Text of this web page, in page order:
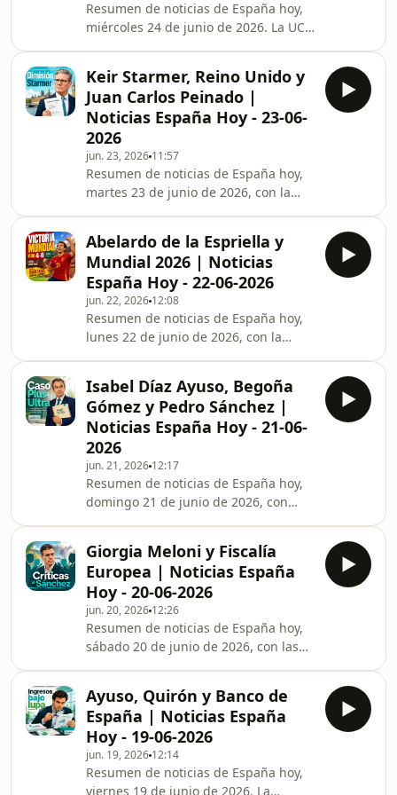
disolución de las Cortes. Begoña
Gómez entrega su pasaporte en el
juzgado tras la decisión del juez
Peinado. Además, Elisa Mouliaá
Resumen de noticias de España hoy,
miércoles 24 de junio de 2026. La UCO
rescate de Tubos Reunidos, mientras
el Ayuntamiento de Soria suspende a
la concejala Yolanda Santos tras su
detención en una operación
anticorrupción. Felipe González y
Emiliano García-Page critican el
liderazgo de Pedro Sánchez en un
contexto de condenas por
Keir Starmer, Reino Unido y
Juan Carlos Peinado |
Noticias España Hoy - 23-06-
2026
jun. 23, 2026 11:57
Resumen de noticias de España hoy,
martes 23 de junio de 2026, con la
laborista, la citación judicial a Begoña
Gómez para entregar su pasaporte en
un caso instruido por el juez Juan
Carlos Peinado, y la ola de calor que
mantiene en alerta a 16 comunidades
autónomas según la AEMET. Además,
actualización sobre la investigación
jud
Abelardo de la Espriella y
Mundial 2026 | Noticias
España Hoy - 22-06-2026
jun. 22, 2026 12:08
Resumen de noticias de España hoy,
lunes 22 de junio de 2026, con la
Colombia y las reacciones
internacionales, la declaración de José
Luis Rodríguez Zapatero ante el juez
por presunta corrupción, el triunfo de
la selección española de fútbol ante
Arabia Saudí en el Mundial 2026, y la
ola de calor que activa avisos en 15
comu
Isabel Díaz Ayuso, Begoña
Gómez y Pedro Sánchez |
Noticias España Hoy - 21-06-
2026
jun. 21, 2026 12:17
Resumen de noticias de España hoy,
domingo 21 de junio de 2026, con
relación con Plus Ultra y la imputación
de sus hijas y secretaria. También
repasamos la investigación de la UCO
al entorno de Isabel Díaz Ayuso, la
reacción de Óscar Puente ante la
decisión judicial sobre Begoña Gómez
y la petición de Alberto Núñez Feijóo a
Pe
Giorgia Meloni y Fiscalía
Europea | Noticias España
Hoy - 20-06-2026
jun. 20, 2026 12:26
Resumen de noticias de España hoy,
sábado 20 de junio de 2026, con las
la regularización de inmigrantes, el
posible adelanto electoral si no se
aprueban los Presupuestos, y la
investigación de la Fiscalía Europea
sobre contratos adjudicados a Juan
Ayuso, Quirón y Banco de
España | Noticias España
Hoy - 19-06-2026
jun. 19, 2026 12:14
Resumen de noticias de España hoy,
viernes 19 de junio de 2026. La